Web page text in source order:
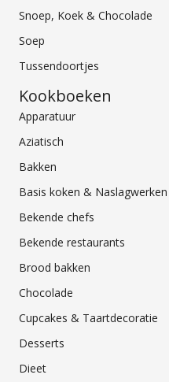
Snoep, Koek & Chocolade
Soep
Tussendoortjes
Kookboeken
Apparatuur
Aziatisch
Bakken
Basis koken & Naslagwerken
Bekende chefs
Bekende restaurants
Brood bakken
Chocolade
Cupcakes & Taartdecoratie
Desserts
Dieet